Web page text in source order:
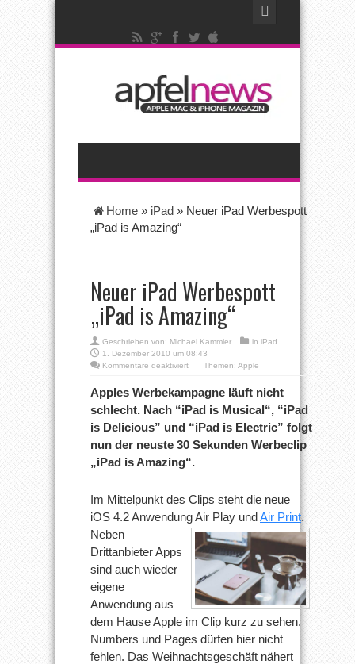
Home » iPad » Neuer iPad Werbespott
„iPad is Amazing“
Neuer iPad Werbespott
„iPad is Amazing“
Geschrieben von: Michael Kammler in iPad
1. Dezember 2010 um 08:43
Kommentare deaktiviertfür
Werbespott
„iPad
Amazing“
Themen: Apple
Apples Werbekampagne läuft nicht
schlecht. Nach “iPad is Musical“, “iPad
is Delicious” und “iPad is Electric” folgt
nun der neuste 30 Sekunden Werbeclip
„iPad is Amazing“.
Im Mittelpunkt des Clips steht die neue
iOS 4.2 Anwendung Air Play undAir Print.
Neben
Drittanbieter Apps
sind auch wieder
eigene
Anwendung aus
dem Hause Apple im Clip kurz zu sehen.
Numbers und Pages dürfen hier nicht
fehlen. Das Weihnachtsgeschäft nähert